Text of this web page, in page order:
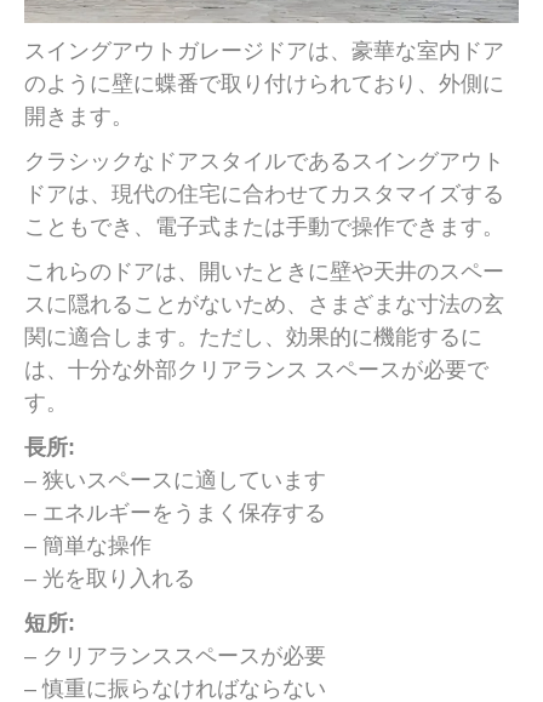
スイングアウトガレージドアは、豪華な室内ドア
のように壁に蝶番で取り付けられており、外側に
開きます。
クラシックなドアスタイルであるスイングアウト
ドアは、現代の住宅に合わせてカスタマイズする
こともでき、電子式または手動で操作できます。
これらのドアは、開いたときに壁や天井のスペー
スに隠れることがないため、さまざまな寸法の玄
関に適合します。ただし、効果的に機能するに
は、十分な外部クリアランス スペースが必要で
す。
長所:
– 狭いスペースに適しています
– エネルギーをうまく保存する
– 簡単な操作
– 光を取り入れる
短所:
– クリアランススペースが必要
– 慎重に振らなければならない